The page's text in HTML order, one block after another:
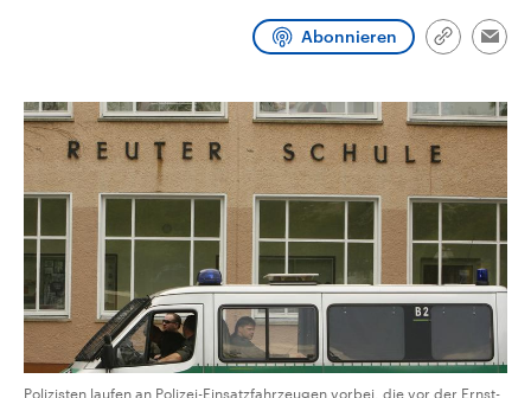
und Kandidaten der anstehenden Abonnieren
Link
Polizisten laufen an Polizei-Einsatzfahrzeugen vorbei, die vor der Ernst-